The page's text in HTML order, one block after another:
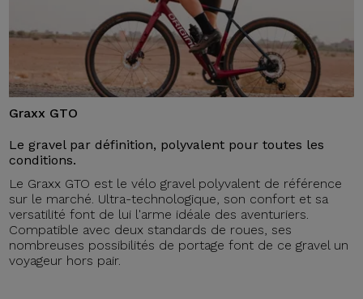
Graxx GTO
Le gravel par définition, polyvalent pour toutes les
conditions.
Le Graxx GTO est le vélo gravel polyvalent de référence
sur le marché. Ultra-technologique, son confort et sa
versatilité font de lui l'arme idéale des aventuriers.
Compatible avec deux standards de roues, ses
nombreuses possibilités de portage font de ce gravel un
voyageur hors pair.